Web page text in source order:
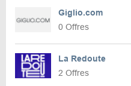
Giglio.com
0 Offres
La Redoute
2 Offres